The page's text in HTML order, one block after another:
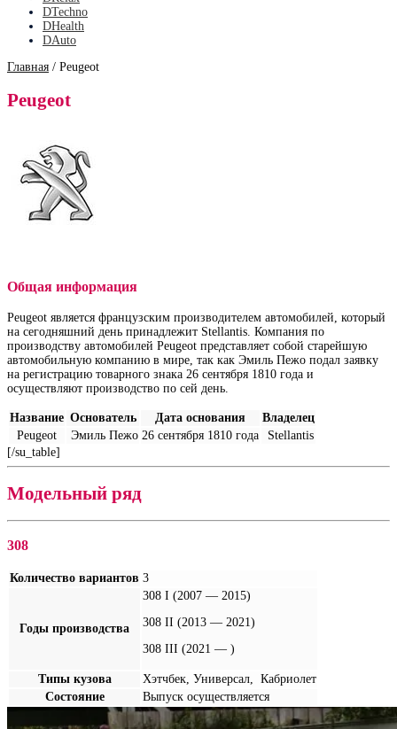
DTechno
DHealth
DAuto
Главная / Peugeot
Peugeot
Общая информация
Peugeot является французским производителем автомобилей, который
на сегодняшний день принадлежит Stellantis. Компания по
производству автомобилей Peugeot представляет собой старейшую
автомобильную компанию в мире, так как Эмиль Пежо подал заявку
на регистрацию товарного знака 26 сентября 1810 года и
осуществляют производство по сей день.
Название Основатель Дата основания
Владелец
Peugeot
Эмиль Пежо 26 сентября 1810 года
Stellantis
[/su_table]
Модельный ряд
308
Количество вариантов 3
Годы производства
308 I (2007 — 2015)
308 II (2013 — 2021)
308 III (2021 — )
Типы кузова
Хэтчбек, Универсал, Кабриолет
Состояние
Выпуск осуществляется